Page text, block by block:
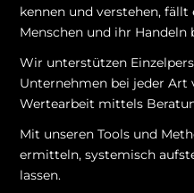
kennen und verstehen, fällt
Menschen und ihr Handeln
Wir unterstützen
Unternehmen bei jeder
Wertearbeit mittels
Mit unseren Tools und
ermitteln, systemisch
lassen.